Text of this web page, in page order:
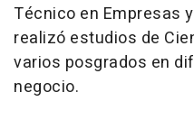
Técnico en Empresas
realizó estudios de
varios posgrados en
negocio.